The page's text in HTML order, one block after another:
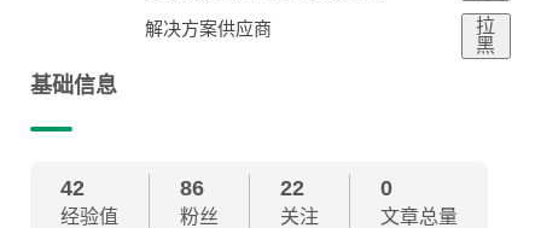
解决方案供应商
拉
黑
基础信息
42
经验值
86
粉丝
22
关注
0
文章总量